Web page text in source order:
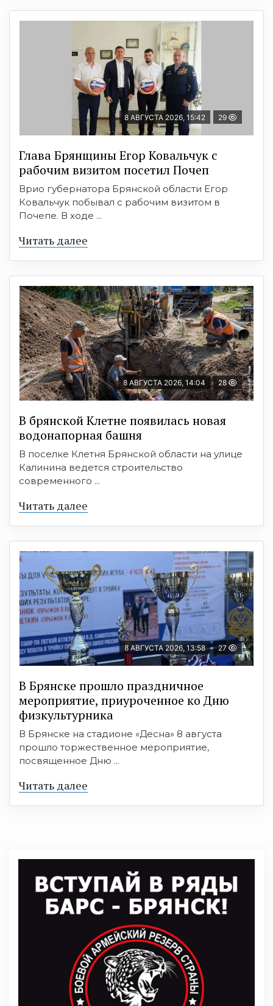
8 АВГУСТА 2026, 15:42 29
Глава Брянщины Егор Ковальчук с
рабочим визитом посетил Почеп
Врио губернатора Брянской области Егор
Ковальчук побывал с рабочим визитом в
Почепе. В ходе ...
Читать далее
8 АВГУСТА 2026, 14:04 28
В брянской Клетне появилась новая
водонапорная башня
В поселке Клетня Брянской области на улице
Калинина ведется строительство
современного ...
Читать далее
8 АВГУСТА 2026, 13:58 27
В Брянске прошло праздничное
мероприятие, приуроченное ко Дню
физкультурника
В Брянске на стадионе «Десна» 8 августа
прошло торжественное мероприятие,
посвященное Дню ...
Читать далее